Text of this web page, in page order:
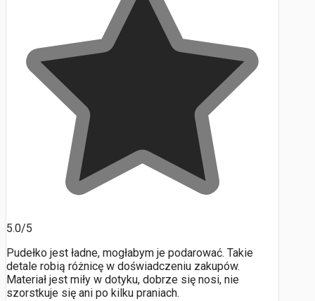
5.0/5
Pudełko jest ładne, mogłabym je podarować. Takie
detale robią różnicę w doświadczeniu zakupów.
Materiał jest miły w dotyku, dobrze się nosi, nie
szorstkuje się ani po kilku praniach.